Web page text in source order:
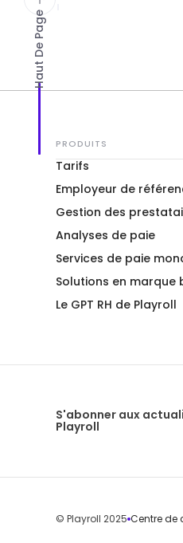
Haut De Page
PRODUITS
Tarifs
Employeur de
Gestion des
Analyses de paie
Services de paie
Solutions en marque
Le GPT RH de Playroll
S'abonner aux
Playroll
© Playroll 2025 Centre de